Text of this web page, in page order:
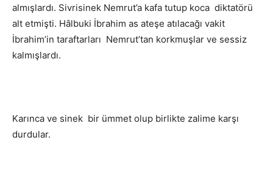
almışlardı. Sivrisinek Nemrut’a kafa tutup koca diktatörü
alt etmişti. Hâlbuki İbrahim as ateşe atılacağı vakit
İbrahim’in taraftarları Nemrut’tan korkmuşlar ve sessiz
kalmışlardı.
Karınca ve sinek bir ümmet olup birlikte zalime karşı
durdular.